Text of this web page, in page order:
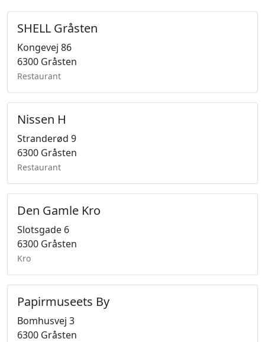
SHELL Gråsten
Kongevej 86
6300 Gråsten
Restaurant
Nissen H
Stranderød 9
6300 Gråsten
Restaurant
Den Gamle Kro
Slotsgade 6
6300 Gråsten
Kro
Papirmuseets By
Bomhusvej 3
6300 Gråsten